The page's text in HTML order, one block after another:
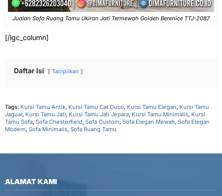
Jualan Sofa Ruang Tamu Ukiran Jati Termewah Golden Berenice TTJ-2087
[/lgc_column]
Daftar Isi Tampilkan
Tags: Kursi Tamu Antik, Kursi Tamu Cat Duco, Kursi Tamu Elegan, Kursi Tamu
Jaguar, Kursi Tamu Jati, Kursi Tamu Jati Jepara, Kursi Tamu Minimalis, Kursi
Tamu Sofa, Sofa Chesterfield, Sofa Custom, Sofa Elegan Mewah, Sofa Elegan
Modern, Sofa Minimalis, Sofa Ruang Tamu
ALAMAT KAMI